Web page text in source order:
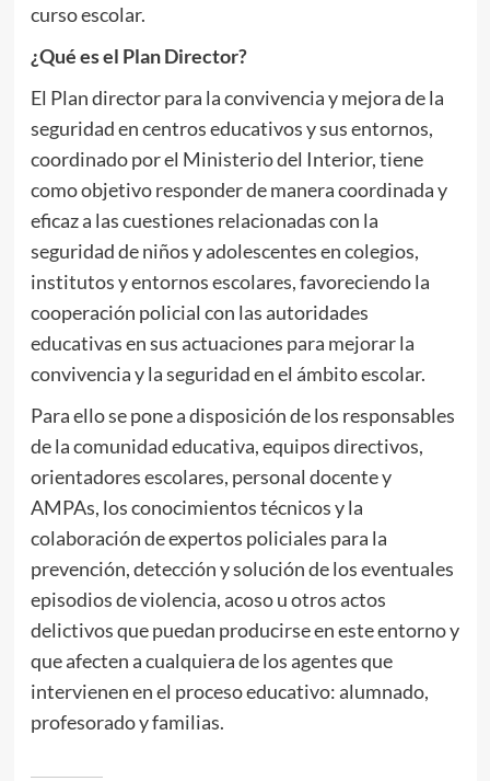
curso escolar.
¿Qué es el Plan Director?
El Plan director para la convivencia y mejora de la
seguridad en centros educativos y sus entornos,
coordinado por el Ministerio del Interior, tiene
como objetivo responder de manera coordinada y
eficaz a las cuestiones relacionadas con la
seguridad de niños y adolescentes en colegios,
institutos y entornos escolares, favoreciendo la
cooperación policial con las autoridades
educativas en sus actuaciones para mejorar la
convivencia y la seguridad en el ámbito escolar.
Para ello se pone a disposición de los responsables
de la comunidad educativa, equipos directivos,
orientadores escolares, personal docente y
AMPAs, los conocimientos técnicos y la
colaboración de expertos policiales para la
prevención, detección y solución de los eventuales
episodios de violencia, acoso u otros actos
delictivos que puedan producirse en este entorno y
que afecten a cualquiera de los agentes que
intervienen en el proceso educativo: alumnado,
profesorado y familias.